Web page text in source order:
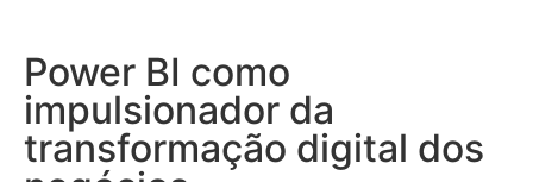
Power BI como
impulsionador da
transformação digital dos